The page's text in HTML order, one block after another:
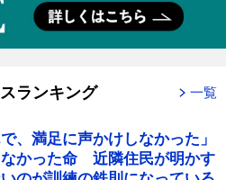
ランキング 一覧
、満足に声かけしなかった」
なかった命 近隣住民が明かす